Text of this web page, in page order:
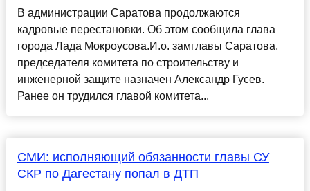
В администрации Саратова продолжаются
кадровые перестановки. Об этом сообщила глава
города Лада Мокроусова.И.о. замглавы Саратова,
председателя комитета по строительству и
инженерной защите назначен Александр Гусев.
Ранее он трудился главой комитета...
СМИ: исполняющий обязанности главы СУ
СКР по Дагестану попал в ДТП